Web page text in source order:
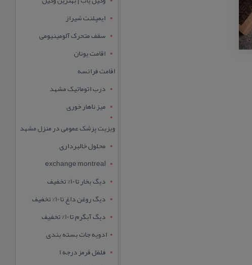
ایمپلنت شیراز
سقف متحرک آلومینیومی
اقامت یونان
اقامت فرانسه
درب اتوماتیک مشهد
میز ناهار خوری
ویزیت پزشک عمومی در منزل مشهد
محلول خالبرداری
exchange montreal
دیگ بخار تا 10% تخفیف
دیگ روغن داغ تا 10% تخفیف
دیگ آبگرم تا 10% تخفیف
ادویه جات بسته بندی
فلفل قرمز درجه 1